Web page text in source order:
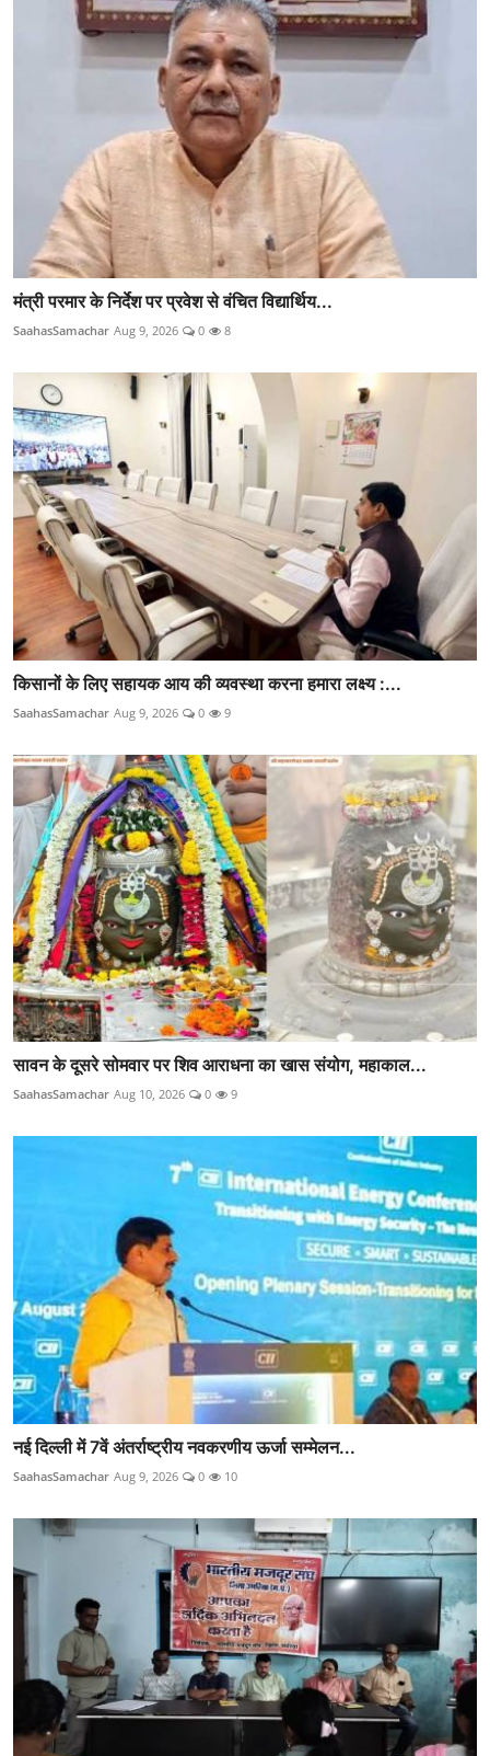
मंत्री परमार के निर्देश पर प्रवेश से वंचित विद्यार्थिय...
SaahasSamachar Aug 9, 2026 0 8
किसानों के लिए सहायक आय की व्यवस्था करना हमारा लक्ष्य :...
SaahasSamachar Aug 9, 2026 0 9
सावन के दूसरे सोमवार पर शिव आराधना का खास संयोग, महाकाल...
SaahasSamachar Aug 10, 2026 0 9
नई दिल्ली में 7वें अंतर्राष्ट्रीय नवकरणीय ऊर्जा सम्मेलन...
SaahasSamachar Aug 9, 2026 0 10